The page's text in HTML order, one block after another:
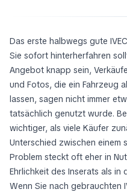
Das erste halbwegs gute
Sie sofort hinterherfahren
Angebot knapp sein,
und Fotos, die ein Fahrzeug
lassen, sagen nicht immer
tatsächlich genutzt wurde.
wichtiger, als viele Käufer
Unterschied zwischen einem
Problem steckt oft eher in
Ehrlichkeit des Inserats als in
Wenn Sie nach gebrauchten